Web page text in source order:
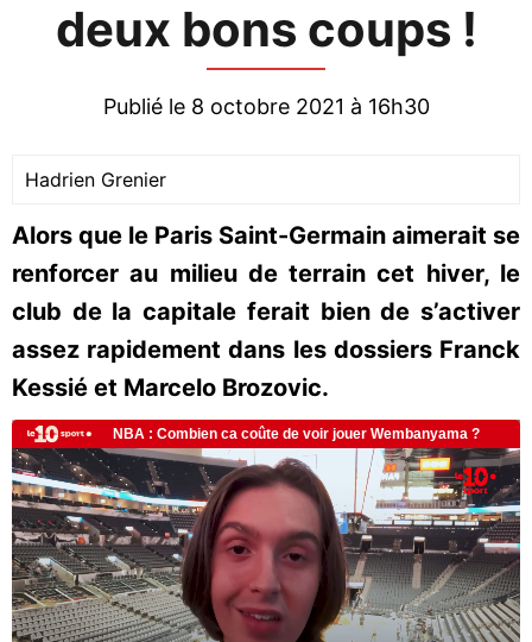
deux bons coups !
Publié le 8 octobre 2021 à 16h30
Hadrien Grenier
Alors que le Paris Saint-Germain aimerait se
renforcer au milieu de terrain cet hiver, le
club de la capitale ferait bien de s’activer
assez rapidement dans les dossiers Franck
Kessié et Marcelo Brozovic.